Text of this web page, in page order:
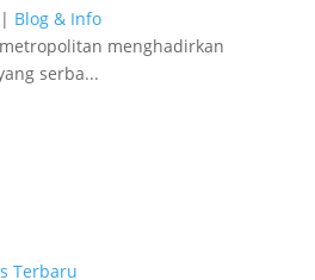
| Blog & Info
menghadirkan
serba...